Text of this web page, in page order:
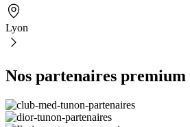
Lyon
Nos partenaires premium